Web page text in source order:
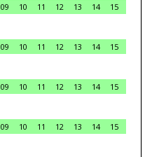
09 10 11 12 13 14
15
09 10 11 12 13 14
15
09 10 11 12 13 14
15
09 10 11 12 13 14
15